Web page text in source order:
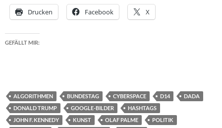
Drucken Facebook X
GEFÄLLT MIR:
ALGORITHMEN BUNDESTAG CYBERSPACE D14
DADA
DONALD TRUMP
GOOGLE-BILDER
HASHTAGS
JOHN F. KENNEDY
KUNST OLAF PALME
POLITIK